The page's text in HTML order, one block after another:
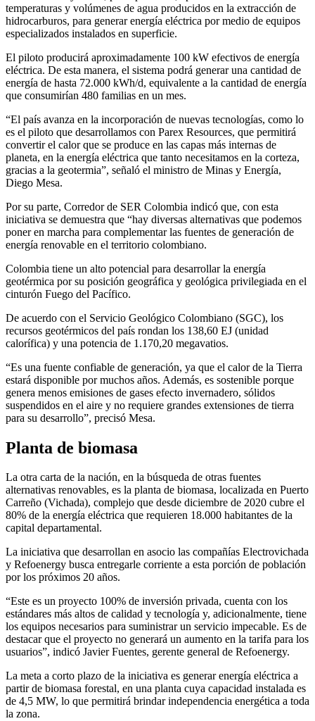
temperaturas y volúmenes de agua producidos en la extracción de
hidrocarburos, para generar energía eléctrica por medio de equipos
especializados instalados en superficie.
El piloto producirá aproximadamente 100 kW efectivos de energía
eléctrica. De esta manera, el sistema podrá generar una cantidad de
energía de hasta 72.000 kWh/d, equivalente a la cantidad de energía
que consumirían 480 familias en un mes.
“El país avanza en la incorporación de nuevas tecnologías, como lo
es el piloto que desarrollamos con Parex Resources, que permitirá
convertir el calor que se produce en las capas más internas de
planeta, en la energía eléctrica que tanto necesitamos en la corteza,
gracias a la geotermia”, señaló el ministro de Minas y Energía,
Diego Mesa.
Por su parte, Corredor de SER Colombia indicó que, con esta
iniciativa se demuestra que “hay diversas alternativas que podemos
poner en marcha para complementar las fuentes de generación de
energía renovable en el territorio colombiano.
Colombia tiene un alto potencial para desarrollar la energía
geotérmica por su posición geográfica y geológica privilegiada en el
cinturón Fuego del Pacífico.
De acuerdo con el Servicio Geológico Colombiano (SGC), los
recursos geotérmicos del país rondan los 138,60 EJ (unidad
calorífica) y una potencia de 1.170,20 megavatios.
“Es una fuente confiable de generación, ya que el calor de la Tierra
estará disponible por muchos años. Además, es sostenible porque
genera menos emisiones de gases efecto invernadero, sólidos
suspendidos en el aire y no requiere grandes extensiones de tierra
para su desarrollo”, precisó Mesa.
Planta de biomasa
La otra carta de la nación, en la búsqueda de otras fuentes
alternativas renovables, es la planta de biomasa, localizada en Puerto
Carreño (Vichada), complejo que desde diciembre de 2020 cubre el
80% de la energía eléctrica que requieren 18.000 habitantes de la
capital departamental.
La iniciativa que desarrollan en asocio las compañías Electrovichada
y Refoenergy busca entregarle corriente a esta porción de población
por los próximos 20 años.
“Este es un proyecto 100% de inversión privada, cuenta con los
estándares más altos de calidad y tecnología y, adicionalmente, tiene
los equipos necesarios para suministrar un servicio impecable. Es de
destacar que el proyecto no generará un aumento en la tarifa para los
usuarios”, indicó Javier Fuentes, gerente general de Refoenergy.
La meta a corto plazo de la iniciativa es generar energía eléctrica a
partir de biomasa forestal, en una planta cuya capacidad instalada es
de 4,5 MW, lo que permitirá brindar independencia energética a toda
la zona.